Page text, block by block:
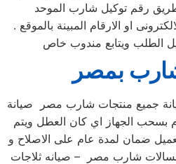
رقم توكيل شارب الموحد
الالكترونى او الارقام المبينة بالموقع .
الطلب ويتابع مندوب خاص
بمصر
جميع منتجات شارب مصر صيانة
بسحب الجهاز اي كان العطل ويتم
ضمان لمدة عام على الاصلاح و
غسالات شارب مصر – صيانه ثلاجات